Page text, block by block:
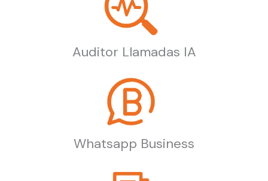
Auditor Llamadas IA
Whatsapp Business